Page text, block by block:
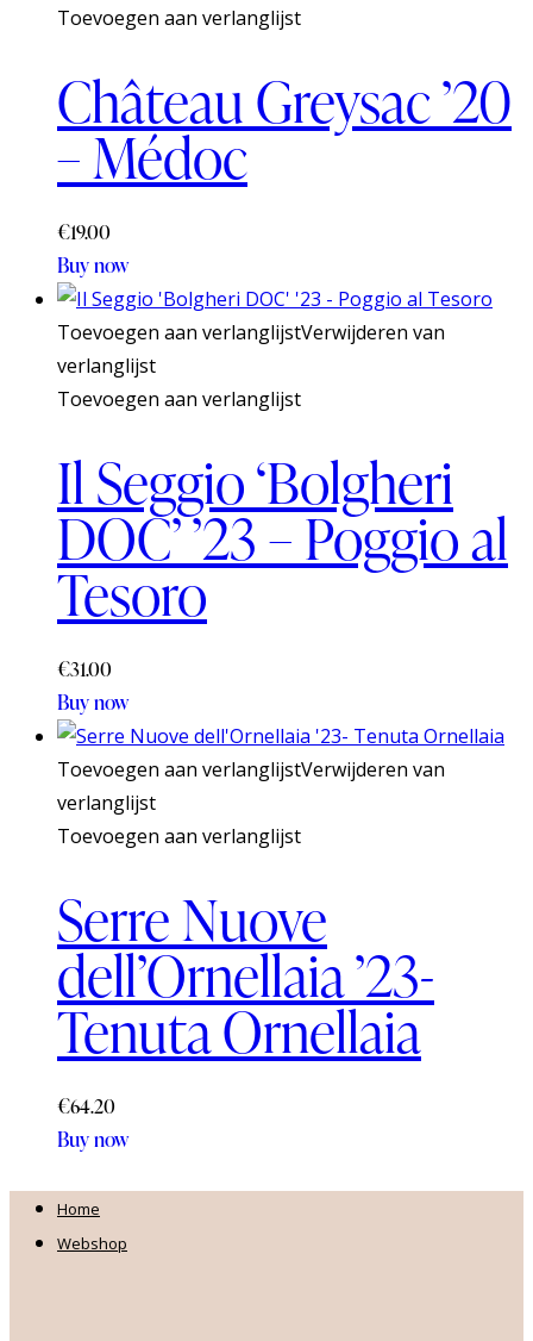
Toevoegen aan verlanglijst
Château Greysac ’20
– Médoc
€19.00
Buy now
Toevoegen aan verlanglijstVerwijderen van
verlanglijst
Toevoegen aan verlanglijst
Il Seggio ‘Bolgheri
DOC’ ’23 – Poggio al
Tesoro
€31.00
Buy now
Toevoegen aan verlanglijstVerwijderen van
verlanglijst
Toevoegen aan verlanglijst
Serre Nuove
dell’Ornellaia ’23-
Tenuta Ornellaia
€64.20
Buy now
Home
Webshop